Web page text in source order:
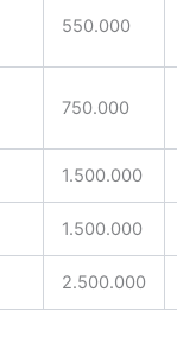
550.000
750.000
1.500.000
1.500.000
2.500.000